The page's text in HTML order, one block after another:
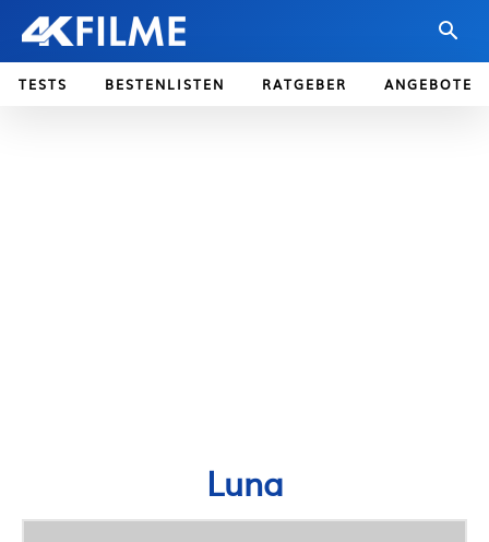
TESTS BESTENLISTEN RATGEBER ANGEBOTE
Luna